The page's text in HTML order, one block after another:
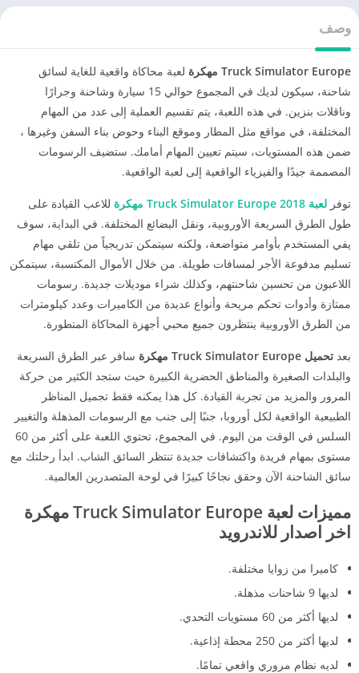
وصف
Truck Simulator Europe مهكرة
لعبة محاكاة واقعية للغاية لسائق
شاحنة، سيكون لديك في المجموع حوالي 15 سيارة وشاحنة وجرارًا
وناقلات بنزين. في هذه اللعبة، يتم تقسيم العملية إلى عدد من المهام
المختلفة، في مواقع مثل المطار وموقع البناء وحوض بناء السفن وغيرها ،
ضمن هذه المستويات، سيتم تعيين المهام أمامك. ستضيف الرسومات
المصممة جيدًا والفيزياء الواقعية إلى لعبة الواقعية.
توفر لعبة Truck Simulator Europe 2018 مهكرة
للاعب القيادة على
طول الطرق السريعة الأوروبية، ونقل البضائع المختلفة. في البداية، سوف
يفي المستخدم بأوامر متواضعة، ولكنه سيتمكن تدريجياً من تلقي مهام
تسليم مدفوعة الأجر لمسافات طويلة. من خلال الأموال المكتسبة، سيتمكن
اللاعبون من تحسين شاحنتهم، وكذلك شراء موديلات جديدة. رسومات
ممتازة وأدوات تحكم مريحة وأنواع عديدة من الكاميرات وعدد كيلومترات
من الطرق الأوروبية ينتظرون جميع محبي أجهزة المحاكاة المتطورة.
بعد تحميل Truck Simulator Europe مهكرة
سافر عبر الطرق السريعة
والبلدات الصغيرة والمناطق الحضرية الكبيرة حيث ستجد الكثير من حركة
المرور والمزيد من تجربة القيادة. كل هذا يمكنه فقط تجميل المناظر
الطبيعية الواقعية لكل أوروبا، جنبًا إلى جنب مع الرسومات المذهلة والتغيير
السلس في الوقت من اليوم. في المجموع، تحتوي اللعبة على أكثر من 60
مستوى بمهام فريدة واكتشافات جديدة تنتظر السائق الشاب. ابدأ رحلتك مع
سائق الشاحنة الآن وحقق نجاحًا كبيرًا في لوحة المتصدرين العالمية.
مميزات لعبة
Truck Simulator Europe مهكرة
اخر اصدار للاندرويد
كاميرا من زوايا مختلفة.
لديها 9 شاحنات مذهلة.
لديها أكثر من 60 مستويات التحدي.
لديها أكثر من 250 محطة إذاعية.
لديه نظام مروري واقعي تمامًا.